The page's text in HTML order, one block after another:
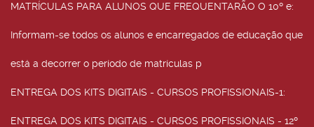
MATRÍCULAS PARA ALUNOS QUE FREQUENTARÃO O 10º e:
Informam-se todos os alunos e encarregados de educação que
está a decorrer o período de matrículas p
ENTREGA DOS KITS DIGITAIS - CURSOS PROFISSIONAIS-1:
ENTREGA DOS KITS DIGITAIS - CURSOS PROFISSIONAIS - 12º